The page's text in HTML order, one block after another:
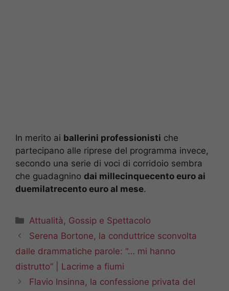
In merito ai ballerini professionisti che
partecipano alle riprese del programma invece,
secondo una serie di voci di corridoio sembra
che guadagnino dai millecinquecento euro ai
duemilatrecento euro al mese.
Categorie
Attualità , Gossip e Spettacolo
Serena Bortone, la conduttrice sconvolta
dalle drammatiche parole: “… mi hanno
distrutto” | Lacrime a fiumi
Flavio Insinna, la confessione privata del